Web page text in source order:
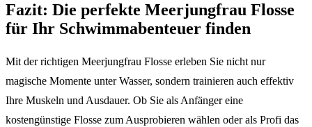
Fazit: Die perfekte Meerjungfrau Flosse
für Ihr Schwimmabenteuer finden
Mit der richtigen Meerjungfrau Flosse erleben Sie nicht nur
magische Momente unter Wasser, sondern trainieren auch effektiv
Ihre Muskeln und Ausdauer. Ob Sie als Anfänger eine
kostengünstige Flosse zum Ausprobieren wählen oder als Profi das